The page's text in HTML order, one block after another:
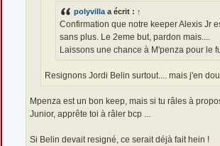
polyvilla a écrit : ↑
Confirmation que notre keeper Alexis Jr
sans plus. Le 2eme but, pardon mais....
Laissons une chance à M'penza pour le
Resignons Jordi Belin surtout.... mais j'en
Mpenza est un bon keep, mais si tu râles à
Junior, apprête toi à râler bcp ...
Si Belin devait resigné, ce serait déjà fait hein !